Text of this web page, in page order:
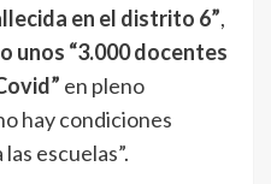
en el distrito 6”,
unos “3.000 docentes
en pleno
hay condiciones
escuelas”.